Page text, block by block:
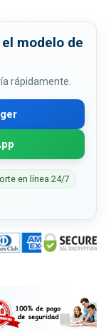
modelo de
rápidamente.
en línea 24/7